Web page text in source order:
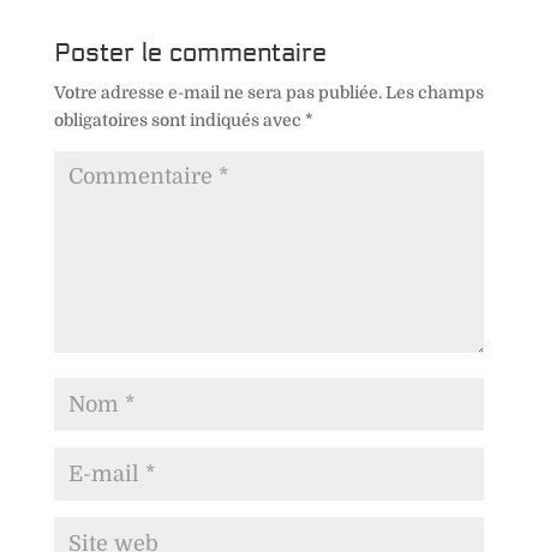
Poster le commentaire
Votre adresse e-mail ne sera pas publiée. Les champs
obligatoires sont indiqués avec *